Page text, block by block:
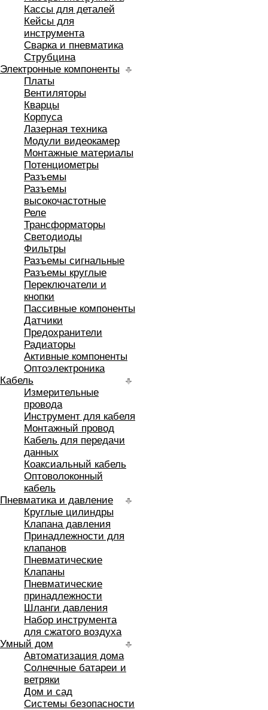
Кассы для деталей
Кейсы для
инструмента
Сварка и пневматика
Струбцина
Электронные компоненты
Платы
Вентиляторы
Кварцы
Корпуса
Лазерная техника
Модули видеокамер
Монтажные материалы
Потенциометры
Разъемы
Разъемы
высокочастотные
Реле
Трансформаторы
Светодиоды
Фильтры
Разъемы сигнальные
Разъемы круглые
Переключатели и
кнопки
Пассивные компоненты
Датчики
Предохранители
Радиаторы
Активные компоненты
Оптоэлектроника
Кабель
Измерительные
провода
Инструмент для кабеля
Монтажный провод
Кабель для передачи
данных
Коаксиальный кабель
Оптоволоконный
кабель
Пневматика и давление
Круглые цилиндры
Клапана давления
Принадлежности для
клапанов
Пневматические
Клапаны
Пневматические
принадлежности
Шланги давления
Набор инструмента
для сжатого воздуха
Умный дом
Автоматизация дома
Солнечные батареи и
ветряки
Дом и сад
Системы безопасности